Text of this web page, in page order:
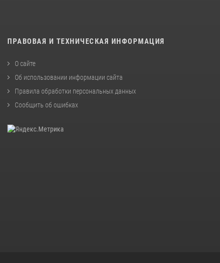
ПРАВОВАЯ И ТЕХНИЧЕСКАЯ ИНФОРМАЦИЯ
О сайте
Об использовании информации сайта
Правила обработки персональных данных
Сообщить об ошибках